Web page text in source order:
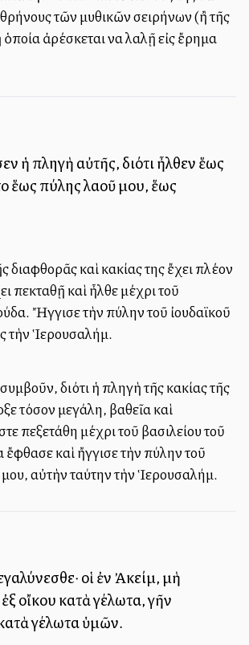
τῶν μυθικῶν σειρήνων (ἢ τῆς
ἀρέσκεται να λαλῇ εἰς ἔρημα
ἡ πληγὴ αὐτῆς, διότι ἦλθεν ἕως
ἕως πύλης λαοῦ μου, ἕως
διαφθορᾶς καὶ κακίας της ἔχει πλέον
ἐπεκταθῇ καὶ ἦλθε μέχρι τοῦ
Ἤγγισε τὴν πύλην τοῦ ἰουδαϊκοῦ
τὴν Ἱερουσαλήμ.
διότι ἡ πληγὴ τῆς κακίας τῆς
τόσον μεγάλη, βαθεῖα καὶ
ἐπεξετάθη μέχρι τοῦ βασιλείου τοῦ
ἔφθασε καὶ ἤγγισε τὴν πύλην τοῦ
αὐτὴν ταύτην τὴν Ἱερουσαλήμ.
οἱ ἐν Ἀκείμ, μὴ
οἴκου κατὰ γέλωτα, γῆν
γέλωτα ὑμῶν.